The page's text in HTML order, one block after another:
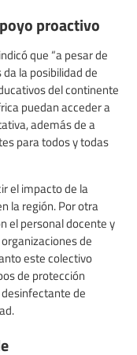
proactivo
que “a pesar de
la posibilidad de
del continente
puedan acceder a
además de a
para todos y todas
el impacto de la
la región. Por otra
el personal docente y
de
este colectivo
de protección
desinfectante de